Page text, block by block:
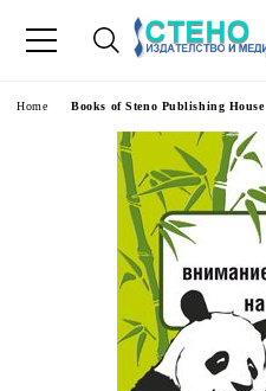
Home Books of Steno Publishing House